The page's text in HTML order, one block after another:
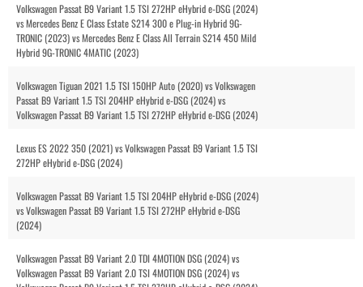
Volkswagen Passat B9 Variant 1.5 TSI 272HP eHybrid e-DSG (2024)
vs Mercedes Benz E Class Estate S214 300 e Plug-in Hybrid 9G-
TRONIC (2023) vs Mercedes Benz E Class All Terrain S214 450 Mild
Hybrid 9G-TRONIC 4MATIC (2023)
Volkswagen Tiguan 2021 1.5 TSI 150HP Auto (2020) vs Volkswagen
Passat B9 Variant 1.5 TSI 204HP eHybrid e-DSG (2024) vs
Volkswagen Passat B9 Variant 1.5 TSI 272HP eHybrid e-DSG (2024)
Lexus ES 2022 350 (2021) vs Volkswagen Passat B9 Variant 1.5 TSI
272HP eHybrid e-DSG (2024)
Volkswagen Passat B9 Variant 1.5 TSI 204HP eHybrid e-DSG (2024)
vs Volkswagen Passat B9 Variant 1.5 TSI 272HP eHybrid e-DSG
(2024)
Volkswagen Passat B9 Variant 2.0 TDI 4MOTION DSG (2024) vs
Volkswagen Passat B9 Variant 2.0 TSI 4MOTION DSG (2024) vs